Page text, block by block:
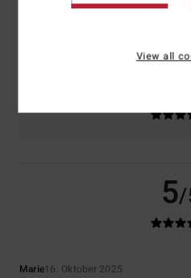
5
Marie16. Oktober 2025
View all